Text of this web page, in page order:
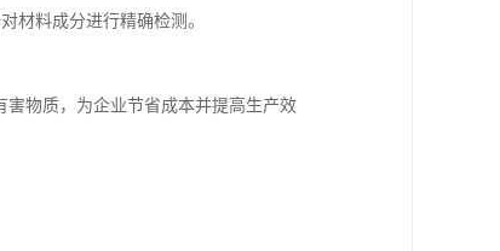
材料成分进行精确检测。
害物质，为企业节省成本并提高生产效